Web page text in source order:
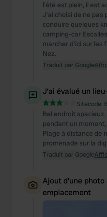
l'été est plein, il est
J'ai choisi de ne pas
conduire quelques
camping-car
marcher d'ici sur les
Nez.
Traduit par Google
J'ai évalué un lieu
Sitecode:
Bel endroit
pendant un
Plage à distance de
promenade sur la
Traduit par Google
Ajout d'une photo
emplacement